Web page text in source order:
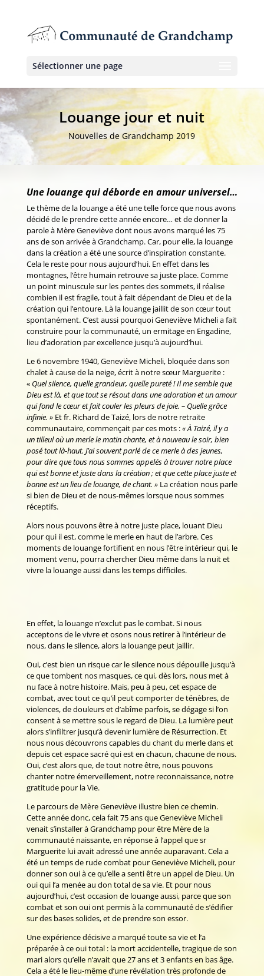
Sélectionner une page
Louange jour et nuit
Nouvelles de Grandchamp 2019
Une louange qui déborde en amour universel…
Le thème de la louange a été une telle force que nous avons
décidé de le prendre cette année encore… et de donner la
parole à Mère Geneviève dont nous avons marqué les 75
ans de son arrivée à Grandchamp. Car, pour elle, la louange
dans la création a été une source d’inspiration constante.
Cela le reste pour nous aujourd’hui. En effet dans les
montagnes, l’être humain retrouve sa juste place. Comme
un point minuscule sur les pentes des sommets, il réalise
combien il est fragile, tout à fait dépendant de Dieu et de la
création qui l’entoure. Là la louange jaillit de son cœur tout
spontanément. C’est aussi pourquoi Geneviève Micheli a fait
construire pour la communauté, un ermitage en Engadine,
lieu d’adoration par excellence jusqu’à aujourd’hui.
Le 6 novembre 1940, Geneviève Micheli, bloquée dans son
chalet à cause de la neige, écrit à notre sœur Marguerite :
« Quel silence, quelle grandeur, quelle pureté ! Il me semble que
Dieu est là, et que tout se résout dans une adoration et un amour
qui fond le cœur et fait couler les pleurs de joie. – Quelle grâce
infinie. » Et fr. Richard de Taizé, lors de notre retraite
communautaire, commençait par ces mots :« À Taizé, il y a
un tilleul où un merle le matin chante, et à nouveau le soir, bien
posé tout là-haut. J’ai souvent parlé de ce merle à des jeunes,
pour dire que tous nous sommes appelés à trouver notre place
qui est bonne et juste dans la création ; et que cette place juste et
bonne est un lieu de louange, de chant. » La création nous parle
si bien de Dieu et de nous-mêmes lorsque nous sommes
réceptifs.
Alors nous pouvons être à notre juste place, louant Dieu
pour qui il est, comme le merle en haut de l’arbre. Ces
moments de louange fortifient en nous l’être intérieur qui, le
moment venu, pourra chercher Dieu même dans la nuit et
vivre la louange aussi dans les temps difficiles.
En effet, la louange n’exclut pas le combat. Si nous
acceptons de le vivre et osons nous retirer à l’intérieur de
nous, dans le silence, alors la louange peut jaillir.
Oui, c’est bien un risque car le silence nous dépouille jusqu’à
ce que tombent nos masques, ce qui, dès lors, nous met à
nu face à notre histoire. Mais, peu à peu, cet espace de
combat, avec tout ce qu’il peut comporter de ténèbres, de
violences, de douleurs et d’abîme parfois, se dégage si l’on
consent à se mettre sous le regard de Dieu. La lumière peut
alors s’infiltrer jusqu’à devenir lumière de Résurrection. Et
nous nous découvrons capables du chant du merle dans et
depuis cet espace sacré qui est en chacun, chacune de nous.
Oui, c’est alors que, de tout notre être, nous pouvons
chanter notre émerveillement, notre reconnaissance, notre
gratitude pour la Vie.
Le parcours de Mère Geneviève illustre bien ce chemin.
Cette année donc, cela fait 75 ans que Geneviève Micheli
venait s’installer à Grandchamp pour être Mère de la
communauté naissante, en réponse à l’appel que sr
Marguerite lui avait adressé une année auparavant. Cela a
été un temps de rude combat pour Geneviève Micheli, pour
donner son oui à ce qu’elle a senti être un appel de Dieu. Un
oui qui l’a menée au don total de sa vie. Et pour nous
aujourd’hui, c’est occasion de louange aussi, parce que son
combat et son oui ont permis à la communauté de s’édifier
sur des bases solides, et de prendre son essor.
Une expérience décisive a marqué toute sa vie et l’a
préparée à ce oui total : la mort accidentelle, tragique de son
mari alors qu’elle n’avait que 27 ans et 3 enfants en bas âge.
Cela a été le lieu-même d’une révélation très profonde de